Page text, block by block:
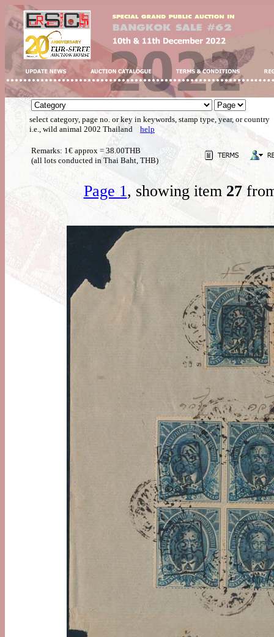
select category, page no. or key in keywords, stamp type, year, or country
i.e., wild animal 2002 Thailand help
Remarks: 1€ approx = 38.00THB
(all lots conducted in Thai Baht, THB)
Page 1, showing item 27